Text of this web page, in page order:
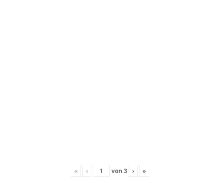
« ‹ von 3 › »